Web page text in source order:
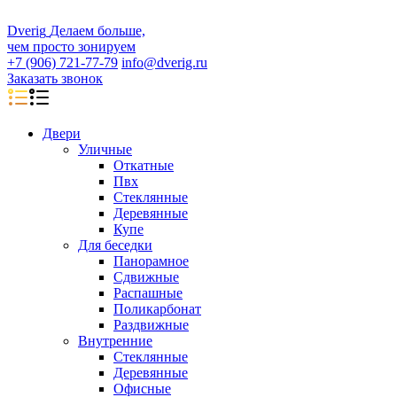
Dverig Делаем больше,
чем просто зонируем
+7 (906) 721-77-79 info@dverig.ru
Заказать звонок
Двери
Уличные
Откатные
Пвх
Стеклянные
Деревянные
Купе
Для беседки
Панорамное
Сдвижные
Распашные
Поликарбонат
Раздвижные
Внутренние
Стеклянные
Деревянные
Офисные